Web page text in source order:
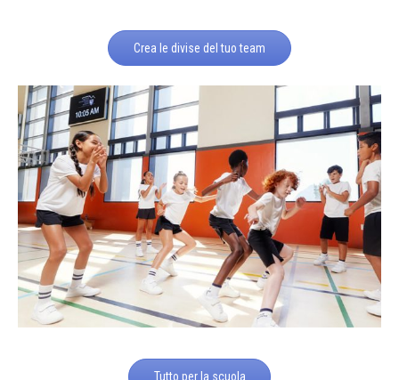
Crea le divise del tuo team
Tutto per la scuola